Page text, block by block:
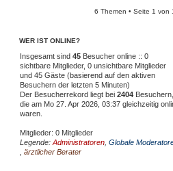
6 Themen • Seite 1 von
WER IST ONLINE?
Insgesamt sind 45 Besucher online :: 0
sichtbare Mitglieder, 0 unsichtbare Mitglieder
und 45 Gäste (basierend auf den aktiven
Besuchern der letzten 5 Minuten)
Der Besucherrekord liegt bei 2404 Besuchern,
die am Mo 27. Apr 2026, 03:37 gleichzeitig
waren.
Mitglieder: 0 Mitglieder
Legende: Administratoren Globale
ärztlicher Berater